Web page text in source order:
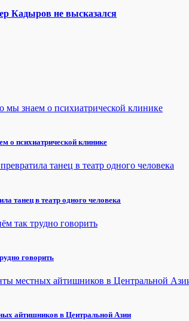
Кадыров не высказался
о психиатрической клинике
танец в театр одного человека
говорить
айтишников в Центральной Азии